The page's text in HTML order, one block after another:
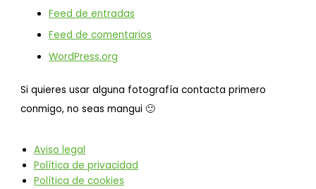
Feed de entradas
Feed de comentarios
WordPress.org
Si quieres usar alguna fotografía contacta primero
conmigo, no seas mangui 🙂
Aviso legal
Política de privacidad
Política de cookies